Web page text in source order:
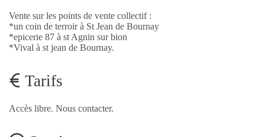
Vente sur les points de vente collectif :
*un coin de terroir à St Jean de Bournay
*epicerie 87 à st Agnin sur bion
*Vival à st jean de Bournay.
Tarifs
Accès libre. Nous contacter.